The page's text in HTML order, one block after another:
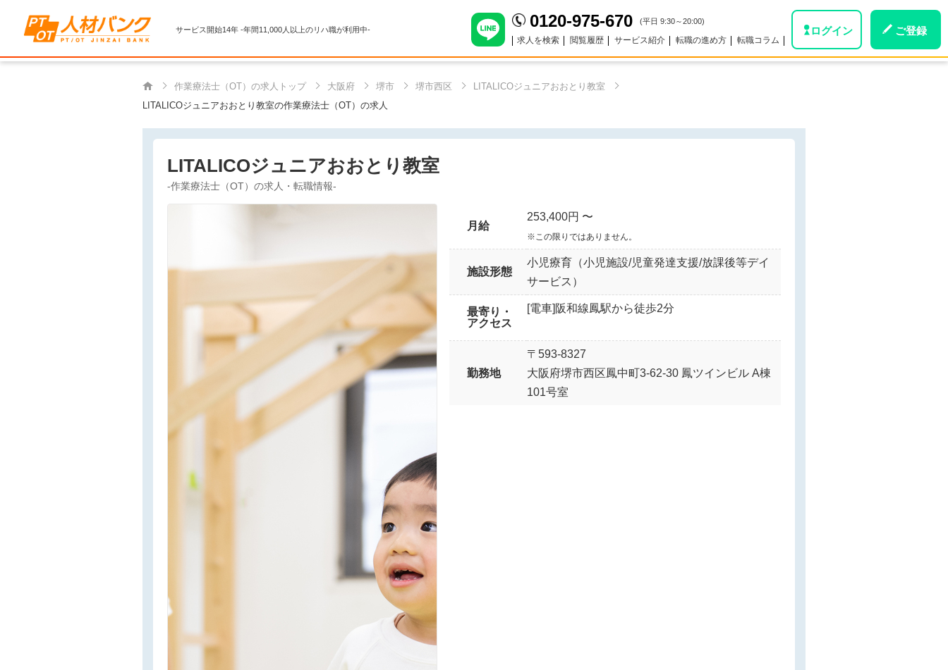
サービス開始14年 -年間11,000人以上のリハ職が利用中- 0120-975-670 (平日 9:30～20:00)
求人を検索 閲覧履歴 サービス紹介 転職の進め方 転職コラム
ログイン ご登録
作業療法士（OT）の求人トップ 大阪府 堺市 堺市西区
LITALICOジュニアおおとり教室
LITALICOジュニアおおとり教室の作業療法士（OT）の求人
LITALICOジュニアおおとり教室
-作業療法士（OT）の求人・転職情報-
月給
253,400円 〜
※この限りではありません。
施設形態
小児療育（小児施設/児童発達支援/放課後等デイ
サービス）
最寄り・
アクセス
[電車]阪和線鳳駅から徒歩2分
勤務地
〒593-8327
大阪府堺市西区鳳中町3-62-30 鳳ツインビル A棟
101号室